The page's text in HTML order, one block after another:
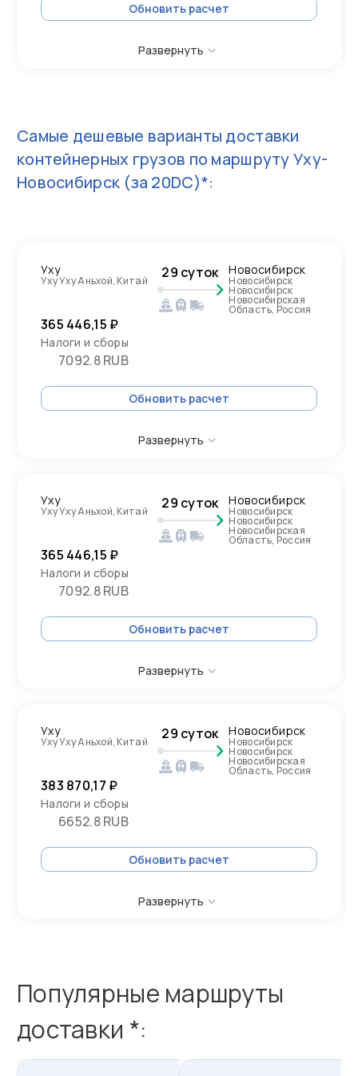
Обновить расчет
Развернуть
Самые дешевые варианты доставки
контейнерных грузов по маршрутуУху-
Новосибирск (за 20DC)*:
Уху
Уху Уху Аньхой, Китай 29 суток Новосибирск
Новосибирск
Новосибирск
Новосибирская
Область, Россия
365 446,15 ₽
Налоги и сборы
7092.8 RUB
Обновить расчет
Развернуть
Уху
Уху Уху Аньхой, Китай 29 суток Новосибирск
Новосибирск
Новосибирск
Новосибирская
Область, Россия
365 446,15 ₽
Налоги и сборы
7092.8 RUB
Обновить расчет
Развернуть
Уху
Уху Уху Аньхой, Китай 29 суток Новосибирск
Новосибирск
Новосибирск
Новосибирская
Область, Россия
383 870,17 ₽
Налоги и сборы
6652.8 RUB
Обновить расчет
Развернуть
Популярные маршруты
доставки *: